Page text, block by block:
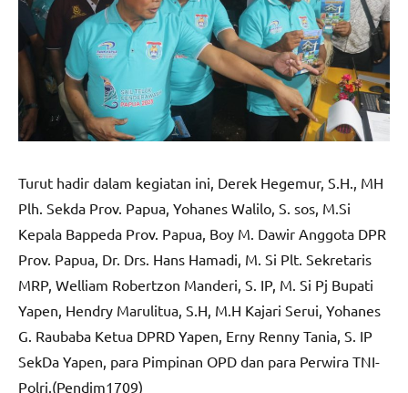
Turut hadir dalam kegiatan ini, Derek Hegemur, S.H., MH
Plh. Sekda Prov. Papua, Yohanes Walilo, S. sos, M.Si
Kepala Bappeda Prov. Papua, Boy M. Dawir Anggota DPR
Prov. Papua, Dr. Drs. Hans Hamadi, M. Si Plt. Sekretaris
MRP, Welliam Robertzon Manderi, S. IP, M. Si Pj Bupati
Yapen, Hendry Marulitua, S.H, M.H Kajari Serui, Yohanes
G. Raubaba Ketua DPRD Yapen, Erny Renny Tania, S. IP
SekDa Yapen, para Pimpinan OPD dan para Perwira TNI-
Polri.(Pendim1709)